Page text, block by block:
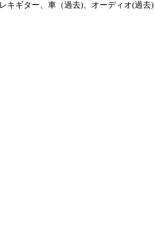
キギター、車（過去)、オーディオ(過去)